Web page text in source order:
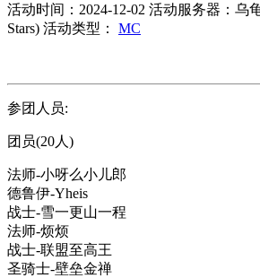
活动时间：2024-12-02 活动服务器：乌
Stars) 活动类型： MC
参团人员:
团员(20人)
法师-小呀么小儿郎
德鲁伊-Yheis
战士-雪一更山一程
法师-烦烦
战士-联盟至高王
圣骑士-壁垒金禅